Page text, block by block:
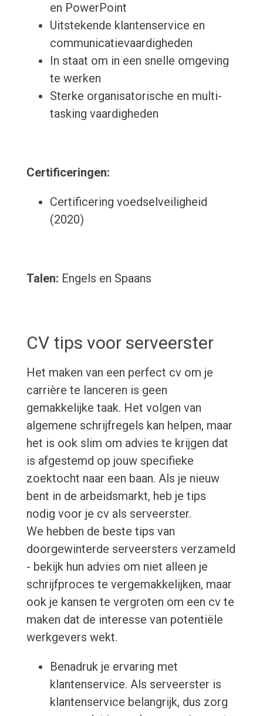
en PowerPoint
Uitstekende klantenservice en
communicatievaardigheden
In staat om in een snelle omgeving
te werken
Sterke organisatorische en multi-
tasking vaardigheden
Certificeringen:
Certificering voedselveiligheid
(2020)
Talen: Engels en Spaans
CV tips voor serveerster
Het maken van een perfect cv om je
carrière te lanceren is geen
gemakkelijke taak. Het volgen van
algemene schrijfregels kan helpen, maar
het is ook slim om advies te krijgen dat
is afgestemd op jouw specifieke
zoektocht naar een baan. Als je nieuw
bent in de arbeidsmarkt, heb je tips
nodig voor je cv als serveerster.
We hebben de beste tips van
doorgewinterde serveersters verzameld
- bekijk hun advies om niet alleen je
schrijfproces te vergemakkelijken, maar
ook je kansen te vergroten om een cv te
maken dat de interesse van potentiële
werkgevers wekt.
Benadruk je ervaring met
klantenservice. Als serveerster is
klantenservice belangrijk, dus zorg